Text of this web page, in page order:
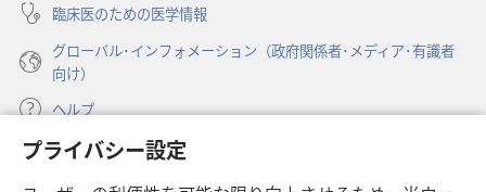
プライバシー設定
臨床医のための医学情報
グローバル･インフォメーション（政府関係者･メディア･有識者
向け）
ヘルプ
寄付